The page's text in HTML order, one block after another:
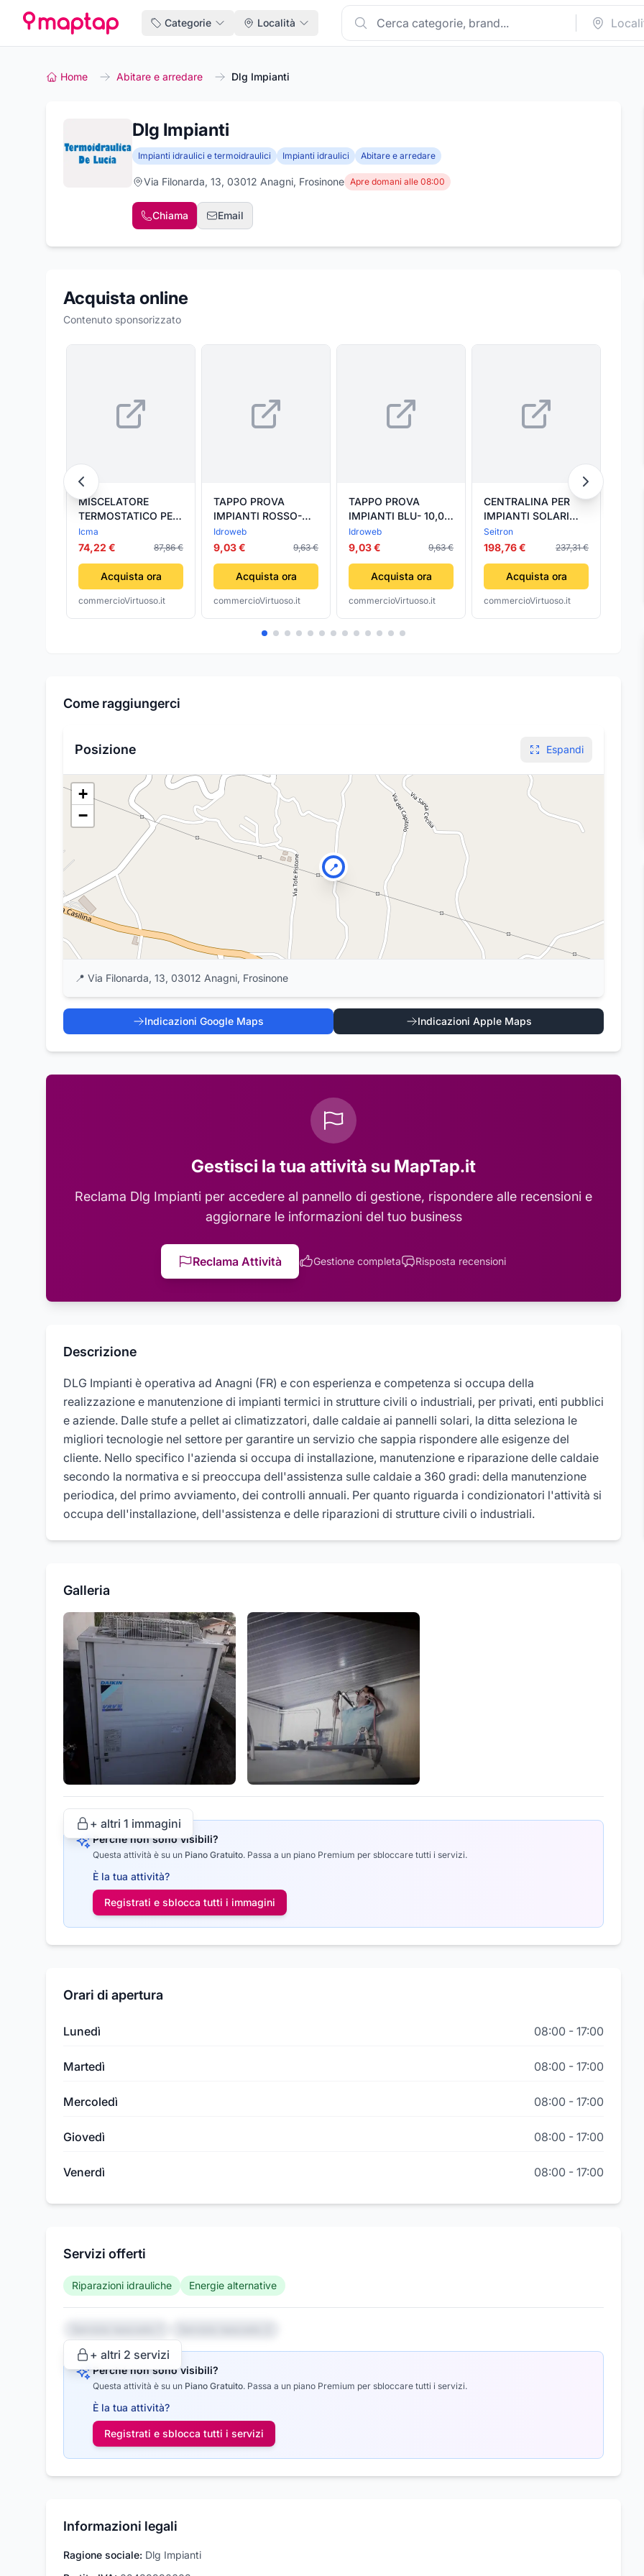
Categorie Località
Home Abitare e arredare Dlg Impianti
Dlg Impianti
Impianti idraulici e termoidraulici Impianti idraulici Abitare e arredare
Via Filonarda, 13, 03012 Anagni, Frosinone Apre domani alle 08:00
Chiama Email
Acquista online
Contenuto sponsorizzato
MISCELATORE
TERMOSTATICO PER
IMPIANTI SOLARI 1/2
ICMA
Icma
74,22 € 87,86 €
Acquista ora
commercioVirtuoso.it
TAPPO PROVA
IMPIANTI ROSSO-
10,0 pz
Idroweb
9,03 € 9,63 €
Acquista ora
commercioVirtuoso.it
TAPPO PROVA
IMPIANTI BLU- 10,0
pz
Idroweb
9,03 € 9,63 €
Acquista ora
commercioVirtuoso.it
CENTRALINA PER
IMPIANTI SOLARI
TERMICI- SEITR-
pezzi 1
Seitron
198,76 € 237,31 €
Acquista ora
commercioVirtuoso.it
Come raggiungerci
Posizione Espandi
📍
+
−
📍 Via Filonarda, 13, 03012 Anagni, Frosinone
Indicazioni Google Maps Indicazioni Apple Maps
Gestisci la tua attività su MapTap.it
Reclama Dlg Impianti per accedere al pannello di gestione, rispondere alle recensioni e
aggiornare le informazioni del tuo business
Reclama Attività Gestione completa Risposta recensioni
Descrizione
DLG Impianti è operativa ad Anagni (FR) e con esperienza e competenza si occupa della
realizzazione e manutenzione di impianti termici in strutture civili o industriali, per privati, enti pubblici
e aziende. Dalle stufe a pellet ai climatizzatori, dalle caldaie ai pannelli solari, la ditta seleziona le
migliori tecnologie nel settore per garantire un servizio che sappia rispondere alle esigenze del
cliente. Nello specifico l'azienda si occupa di installazione, manutenzione e riparazione delle caldaie
secondo la normativa e si preoccupa dell'assistenza sulle caldaie a 360 gradi: della manutenzione
periodica, del primo avviamento, dei controlli annuali. Per quanto riguarda i condizionatori l'attività si
occupa dell'installazione, dell'assistenza e delle riparazioni di strutture civili o industriali.
Galleria
+ altri 1 immagini
Perché non sono visibili?
Questa attività è su un Piano Gratuito. Passa a un piano Premium per sbloccare tutti i servizi.
È la tua attività?
Registrati e sblocca tutti i immagini
Orari di apertura
Lunedì 08:00 - 17:00
Martedì 08:00 - 17:00
Mercoledì 08:00 - 17:00
Giovedì 08:00 - 17:00
Venerdì 08:00 - 17:00
Servizi offerti
Riparazioni idrauliche Energie alternative
+ altri 2 servizi
Perché non sono visibili?
Questa attività è su un Piano Gratuito. Passa a un piano Premium per sbloccare tutti i servizi.
È la tua attività?
Registrati e sblocca tutti i servizi
Informazioni legali
Ragione sociale: Dlg Impianti